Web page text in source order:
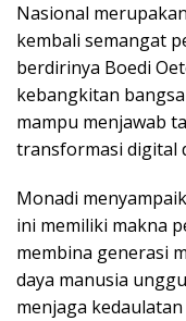
Nasional
kembali semangat
berdirinya Boedi
kebangkitan
mampu menjawab
transformasi digital
Monadi
ini memiliki makna
membina generasi
daya manusia
menjaga